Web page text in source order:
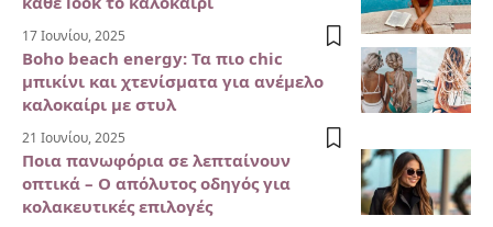
17 Ιουνίου, 2025
Boho beach energy: Τα πιο chic
μπικίνι και χτενίσματα για ανέμελο
καλοκαίρι με στυλ
21 Ιουνίου, 2025
Ποια πανωφόρια σε λεπταίνουν
οπτικά – Ο απόλυτος οδηγός για
κολακευτικές επιλογές